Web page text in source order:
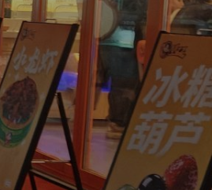
Polski
Poland
Русский
Russian